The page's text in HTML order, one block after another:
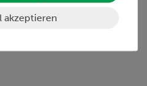
Inbetriebnahme & Schulungen
Kundendienst
akzeptieren